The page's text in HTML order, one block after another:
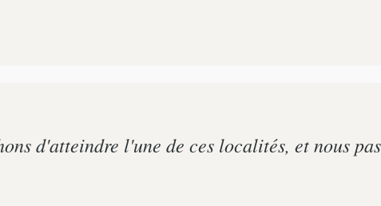
d'atteindre l'une de ces localités, et nous